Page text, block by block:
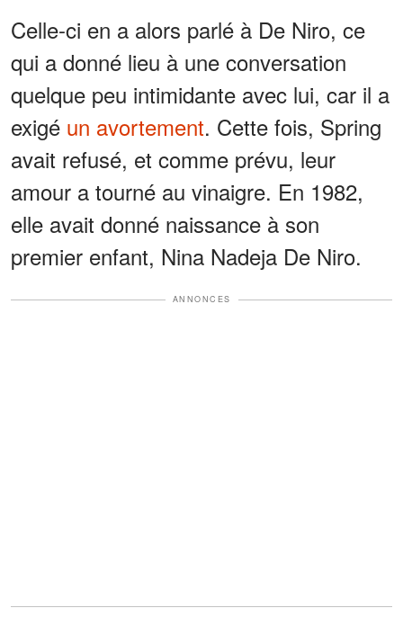
Celle-ci en a alors parlé à De Niro, ce
qui a donné lieu à une conversation
quelque peu intimidante avec lui, car il a
exigé un avortement. Cette fois, Spring
avait refusé, et comme prévu, leur
amour a tourné au vinaigre. En 1982,
elle avait donné naissance à son
premier enfant, Nina Nadeja De Niro.
ANNONCES